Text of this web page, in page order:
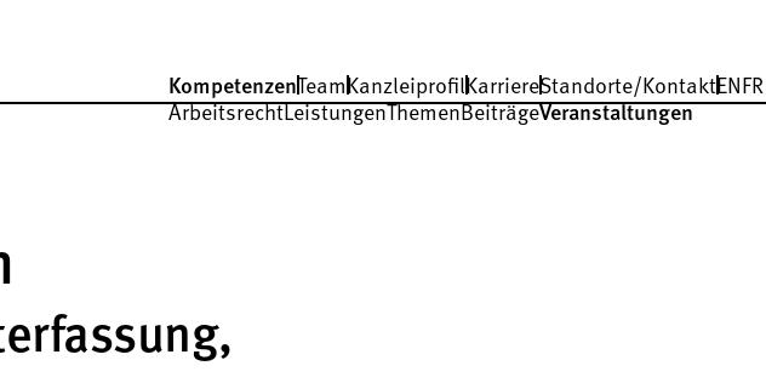
KompetenzenTeam KanzleiprofilKarriereStandorte/KontaktENFR
ArbeitsrechtLeistungenThemenBeiträgeVeranstaltungen